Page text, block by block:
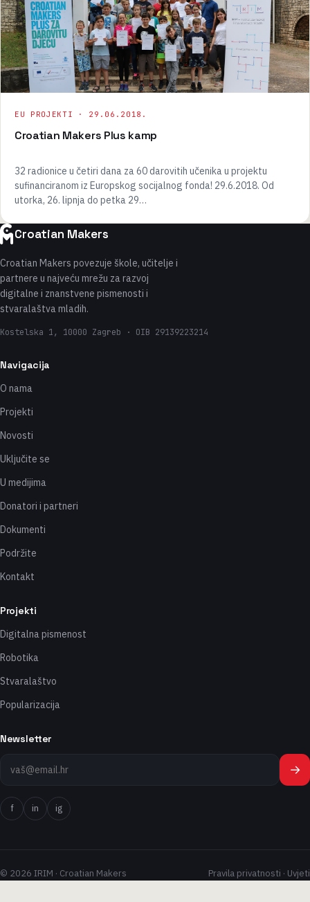
EU PROJEKTI · 29.06.2018.
Croatian Makers Plus kamp
32 radionice u četiri dana za 60 darovitih učenika u projektu
sufinanciranom iz Europskog socijalnog fonda! 29.6.2018. Od
utorka, 26. lipnja do petka 29…
Croatian Makers
Croatian Makers povezuje škole, učitelje i
partnere u najveću mrežu za razvoj
digitalne i znanstvene pismenosti i
stvaralaštva mladih.
Kostelska 1, 10000 Zagreb · OIB 29139223214
Navigacija
O nama
Projekti
Novosti
Uključite se
U medijima
Donatori i partneri
Dokumenti
Podržite
Kontakt
Projekti
Digitalna pismenost
Robotika
Stvaralaštvo
Popularizacija
Newsletter
→
f in ig
© 2026 IRIM · Croatian Makers Pravila privatnosti · Uvjeti